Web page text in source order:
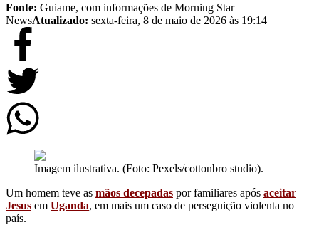
Fonte: Guiame, com informações de Morning Star
NewsAtualizado: sexta-feira, 8 de maio de 2026 às 19:14
Imagem ilustrativa. (Foto: Pexels/cottonbro studio).
Um homem teve as mãos decepadas por familiares após aceitar
Jesus em Uganda, em mais um caso de perseguição violenta no
país.